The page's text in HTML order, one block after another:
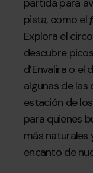
partida para
pista, como el
Explora el
descubre
d’Envalira o
algunas de las
estación de
para quienes
más naturales
encanto de